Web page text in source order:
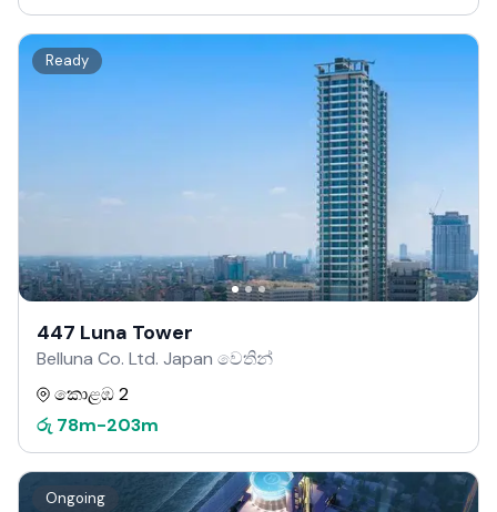
Ready
447 Luna Tower
Belluna Co. Ltd. Japan වෙතින්
කොළඹ 2
රු 78m-203m
Ongoing